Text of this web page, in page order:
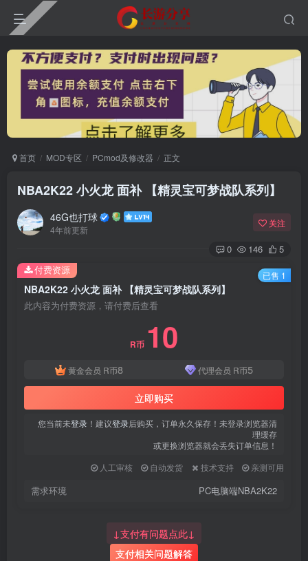
首页 MOD专区 PCmod及修改器 正文
NBA2K22 小火龙 面补 【精灵宝可梦战队系列】
46G也打球
4年前更新
关注
0 146 5
NBA2K22 小火龙 面补 【精灵宝可梦战队系列】
此内容为付费资源，请付费后查看
R币 10
黄金会员 R币8 代理会员 R币5
立即购买
您当前未登录 ！建议登录后购买，订单永久保存！未登录浏览器清
理缓存
或更换浏览器就会丢失订单信息！
人工审核
自动发货 技术支持 亲测可用
需求环境 PC电脑端NBA2K22
付费资源 已售 1
↓支付有问题点此↓
支付相关问题解答